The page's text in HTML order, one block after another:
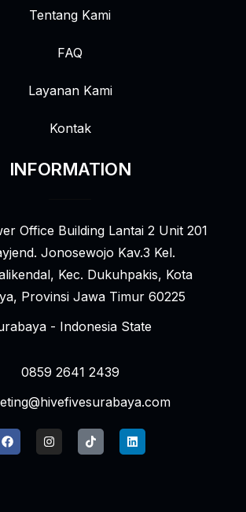
Tentang Kami
FAQ
Layanan Kami
Kontak
INFORMATION
Office Building Lantai 2 Unit 201
Jonosewojo Kav.3 Kel.
Kec. Dukuhpakis, Kota
Provinsi Jawa Timur 60225
- Indonesia State
0859 2641 2439